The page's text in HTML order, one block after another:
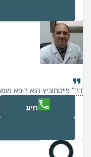
דר" פייסחוביץ הוא רופא
חיוג